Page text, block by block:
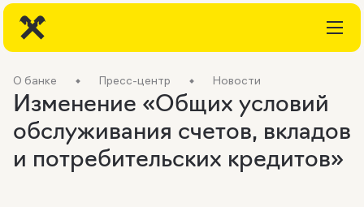
О банке Пресс-центр Новости
Изменение «Общих условий
обслуживания счетов, вкладов
и потребительских кредитов»